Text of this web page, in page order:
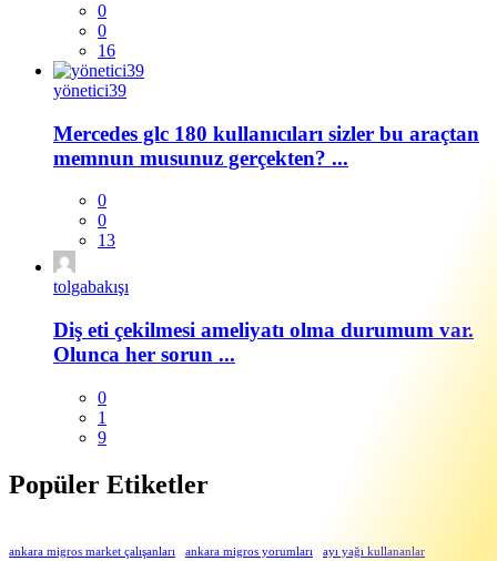
0
0
16
yönetici39
Mercedes glc 180 kullanıcıları sizler bu araçtan
memnun musunuz gerçekten? ...
0
0
13
tolgabakışı
Diş eti çekilmesi ameliyatı olma durumum var.
Olunca her sorun ...
0
1
9
Popüler Etiketler
ankara migros market çalışanları ankara migros yorumları
ayı yağı kullananlar